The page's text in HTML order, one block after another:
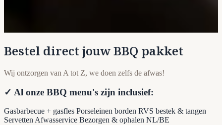
Bestel direct jouw BBQ pakket
Wij ontzorgen van A tot Z, we doen zelfs de afwas!
✓ Al onze BBQ menu's zijn inclusief:
Gasbarbecue + gasfles Porseleinen borden RVS bestek & tangen
ServettenAfwasservice Bezorgen & ophalen NL/BE